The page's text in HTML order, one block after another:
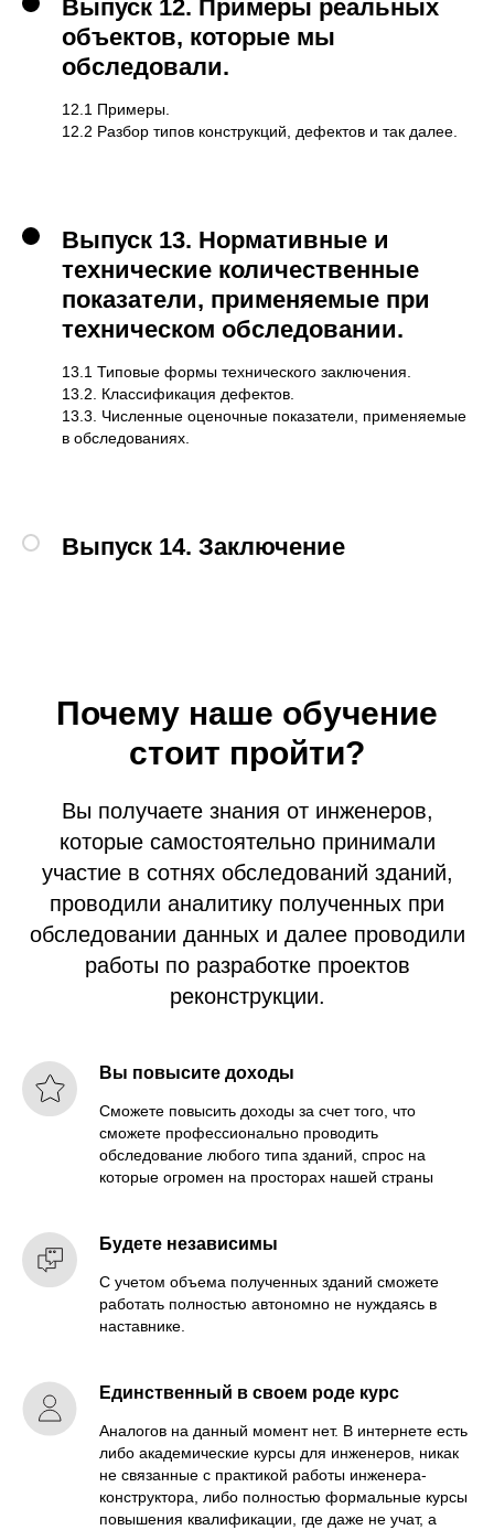
Выпуск 12. Примеры реальных
объектов, которые мы
обследовали.
12.1 Примеры.
12.2 Разбор типов конструкций, дефектов и так далее.
Выпуск 13. Нормативные и
технические количественные
показатели, применяемые при
техническом обследовании.
13.1 Типовые формы технического заключения.
13.2. Классификация дефектов.
13.3. Численные оценочные показатели, применяемые
в обследованиях.
Выпуск 14. Заключение
Почему наше обучение
стоит пройти?
Вы получаете знания от инженеров,
которые самостоятельно принимали
участие в сотнях обследований зданий,
проводили аналитику полученных при
обследовании данных и далее проводили
работы по разработке проектов
реконструкции.
Вы повысите доходы
Сможете повысить доходы за счет того, что
сможете профессионально проводить
обследование любого типа зданий, спрос на
которые огромен на просторах нашей страны
Будете независимы
С учетом объема полученных зданий сможете
работать полностью автономно не нуждаясь в
наставнике.
Единственный в своем роде курс
Аналогов на данный момент нет. В интернете есть
либо академические курсы для инженеров, никак
не связанные с практикой работы инженера-
конструктора, либо полностью формальные курсы
повышения квалификации, где даже не учат, а